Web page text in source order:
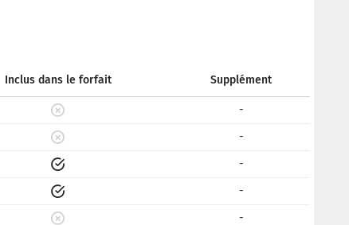
Inclus dans le forfait Supplément
-
-
-
-
-